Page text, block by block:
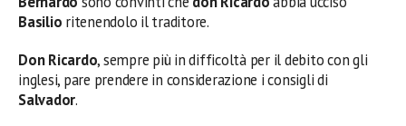
Basilio ritenendolo il traditore.
Don Ricardo, sempre più in difficoltà per il debito con gli
inglesi, pare prendere in considerazione i consigli di
Salvador.